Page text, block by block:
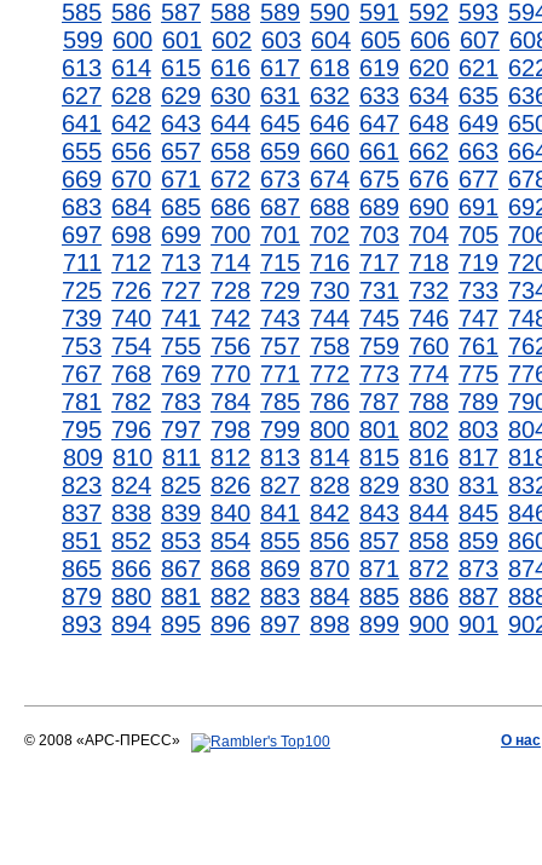
585 586 587 588 589 590 591 592 593
599 600 601 602 603 604 605 606 607
613 614 615 616 617 618 619 620 621
627 628 629 630 631 632 633 634 635
641 642 643 644 645 646 647 648 649
655 656 657 658 659 660 661 662 663
669 670 671 672 673 674 675 676 677
683 684 685 686 687 688 689 690 691
697 698 699 700 701 702 703 704 705
711 712 713 714 715 716 717 718 719
725 726 727 728 729 730 731 732 733
739 740 741 742 743 744 745 746 747
753 754 755 756 757 758 759 760 761
767 768 769 770 771 772 773 774 775
781 782 783 784 785 786 787 788 789
795 796 797 798 799 800 801 802 803
809 810 811 812 813 814 815 816 817
823 824 825 826 827 828 829 830 831
837 838 839 840 841 842 843 844 845
851 852 853 854 855 856 857 858 859
865 866 867 868 869 870 871 872 873
879 880 881 882 883 884 885 886 887
893 894 895 896 897 898 899 900 901
© 2008 «АРС-ПРЕСС» О нас